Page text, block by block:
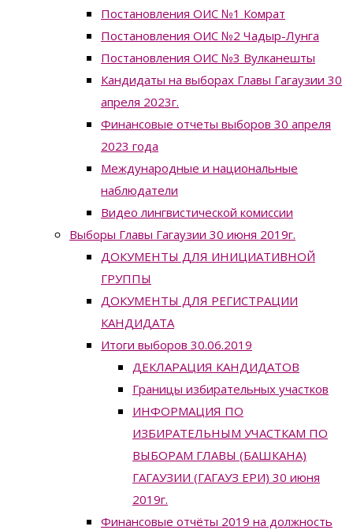
Постановления ОИС №1 Комрат
Постановления ОИС №2 Чадыр-Лунга
Постановления ОИС №3 Вулканешты
Кандидаты на выборах Главы Гагаузии 30
апреля 2023г.
Финансовые отчеты выборов 30 апреля
2023 года
Международные и национальные
наблюдатели
Видео лингвистической комиссии
Выборы Главы Гагаузии 30 июня 2019г.
ДОКУМЕНТЫ ДЛЯ ИНИЦИАТИВНОЙ
ГРУППЫ
ДОКУМЕНТЫ ДЛЯ РЕГИСТРАЦИИ
КАНДИДАТА
Итоги выборов 30.06.2019
ДЕКЛАРАЦИЯ КАНДИДАТОВ
Границы избирательных участков
ИНФОРМАЦИЯ ПО
ИЗБИРАТЕЛЬНЫМ УЧАСТКАМ ПО
ВЫБОРАМ ГЛАВЫ (БАШКАНА)
ГАГАУЗИИ (ГАГАУЗ ЕРИ) 30 июня
2019г.
Финансовые отчёты 2019 на должность